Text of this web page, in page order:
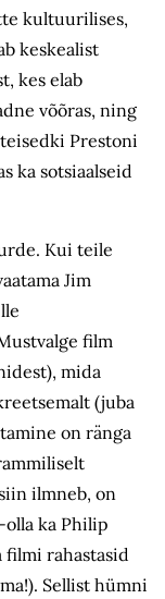
kultuurilises,
keskealist
kes elab
võõras, ning
Prestoni
ka sotsiaalseid
Kui teile
Jim
film
mida
(juba
on ränga
ilmneb, on
ka Philip
filmi rahastasid
Sellist hümni